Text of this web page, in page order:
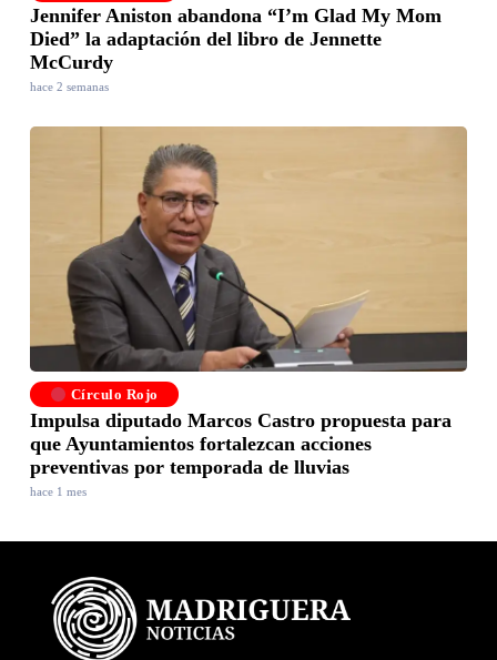
Jennifer Aniston abandona “I’m Glad My Mom
Died” la adaptación del libro de Jennette
McCurdy
hace 2 semanas
Círculo Rojo
Impulsa diputado Marcos Castro propuesta para
que Ayuntamientos fortalezcan acciones
preventivas por temporada de lluvias
hace 1 mes